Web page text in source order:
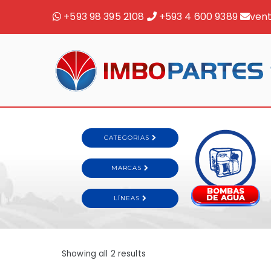
+593 98 395 2108 +593 4 600 9389
Showing all 2 results